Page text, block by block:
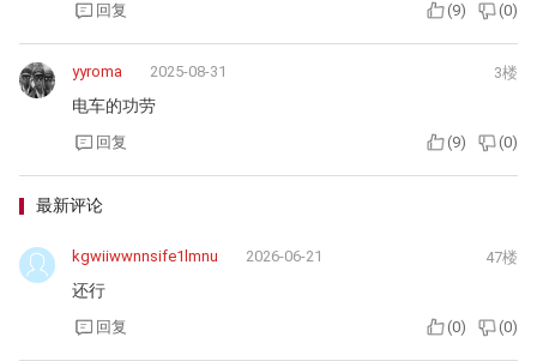
回复 (9) (0)
yyroma 2025-08-31 3楼
电车的功劳
回复 (9) (0)
最新评论
kgwiiwwnnsife1lmnu 2026-06-21 47楼
还行
回复 (0) (0)